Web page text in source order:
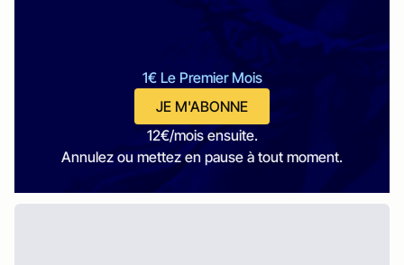
1€ Le Premier Mois
JE M'ABONNE
12€/mois ensuite.
Annulez ou mettez en pause à tout moment.